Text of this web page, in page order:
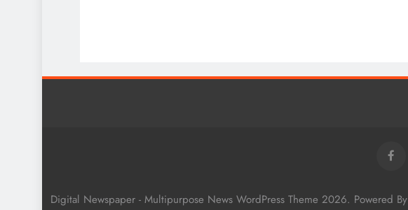
Digital Newspaper - Multipurpose News WordPress Theme 2026. Powered By